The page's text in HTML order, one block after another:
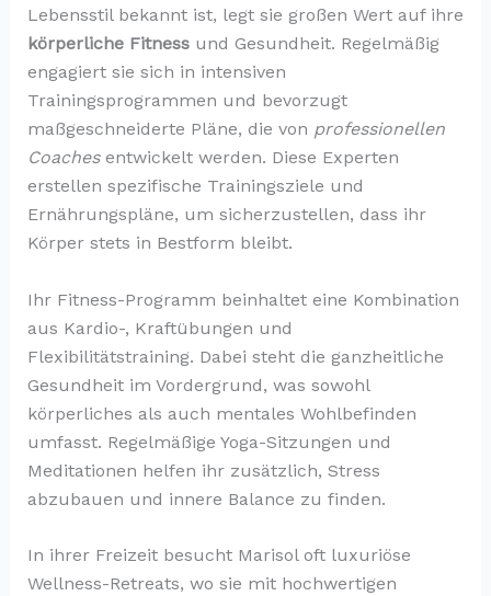
Lebensstil bekannt ist, legt sie großen Wert auf ihre
körperliche Fitnessund Gesundheit. Regelmäßig
engagiert sie sich in intensiven
Trainingsprogrammen und bevorzugt
maßgeschneiderte Pläne, die von professionellen
Coachesentwickelt werden. Diese Experten
erstellen spezifische Trainingsziele und
Ernährungspläne, um sicherzustellen, dass ihr
Körper stets in Bestform bleibt.
Ihr Fitness-Programm beinhaltet eine Kombination
aus Kardio-, Kraftübungen und
Flexibilitätstraining. Dabei steht die ganzheitliche
Gesundheit im Vordergrund, was sowohl
körperliches als auch mentales Wohlbefinden
umfasst. Regelmäßige Yoga-Sitzungen und
Meditationen helfen ihr zusätzlich, Stress
abzubauen und innere Balance zu finden.
In ihrer Freizeit besucht Marisol oft luxuriöse
Wellness-Retreats, wo sie mit hochwertigen